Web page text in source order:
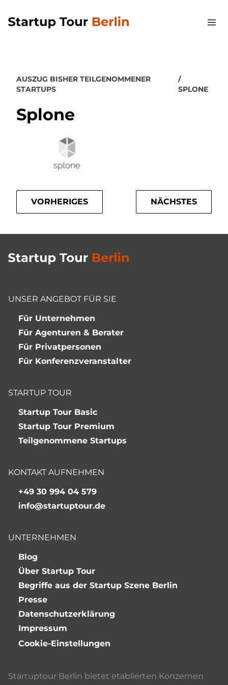
AUSZUG BISHER TEILGENOMMENER
STARTUPS
SPLONE
Splone
VORHERIGES NÄCHSTES
UNSER ANGEBOT FÜR SIE
Für Unternehmen
Für Agenturen & Berater
Für Privatpersonen
Für Konferenzveranstalter
STARTUP TOUR
Startup Tour Basic
Startup Tour Premium
Teilgenommene Startups
KONTAKT AUFNEHMEN
+49 30 994 04 579
info@startuptour.de
UNTERNEHMEN
Blog
Über Startup Tour
Begriffe aus der Startup Szene Berlin
Presse
Datenschutzerklärung
Impressum
Cookie-Einstellungen
Startuptour Berlin bietet etablierten Konzernen